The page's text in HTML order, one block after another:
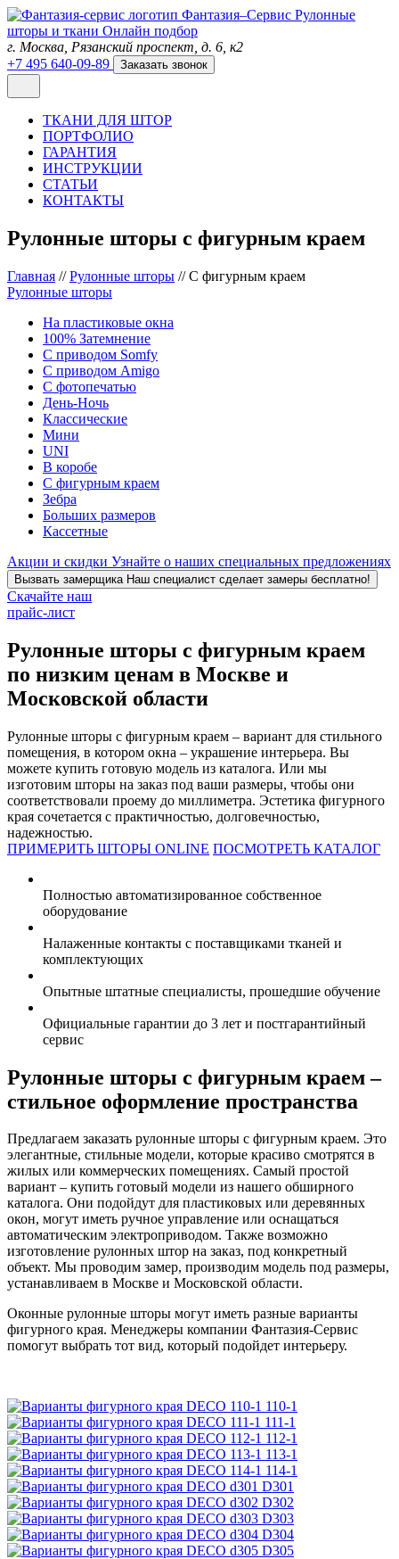
Фантазия–Сервис Рулонные
шторы и ткани Онлайн подбор
г. Москва, Рязанский проспект, д. 6, к2
+7 495 640-09-89
Заказать звонок
ТКАНИ ДЛЯ ШТОР
ПОРТФОЛИО
ГАРАНТИЯ
ИНСТРУКЦИИ
СТАТЬИ
КОНТАКТЫ
Рулонные шторы с фигурным краем
Главная //Рулонные шторы //С фигурным краем
Рулонные шторы
На пластиковые окна
100% Затемнение
С приводом Somfy
С приводом Amigo
С фотопечатью
День-Ночь
Классические
Мини
UNI
В коробе
С фигурным краем
Зебра
Больших размеров
Кассетные
Акции и скидки Узнайте о наших специальных предложениях
Вызвать замерщика Наш специалист сделает замеры бесплатно!
Скачайте наш
прайс-лист
Рулонные шторы с фигурным краем
по низким ценам в Москве и
Московской области
Рулонные шторы с фигурным краем – вариант для стильного
помещения, в котором окна – украшение интерьера. Вы
можете купить готовую модель из каталога. Или мы
изготовим шторы на заказ под ваши размеры, чтобы они
соответствовали проему до миллиметра. Эстетика фигурного
края сочетается с практичностью, долговечностью,
надежностью.
ПРИМЕРИТЬ ШТОРЫ ONLINE ПОСМОТРЕТЬ КАТАЛОГ
Полностью автоматизированное собственное
оборудование
Налаженные контакты с поставщиками тканей и
комплектующих
Опытные штатные специалисты, прошедшие обучение
Официальные гарантии до 3 лет и постгарантийный
сервис
Рулонные шторы с фигурным краем –
стильное оформление пространства
Предлагаем заказать рулонные шторы с фигурным краем. Это
элегантные, стильные модели, которые красиво смотрятся в
жилых или коммерческих помещениях. Самый простой
вариант – купить готовый модели из нашего обширного
каталога. Они подойдут для пластиковых или деревянных
окон, могут иметь ручное управление или оснащаться
автоматическим электроприводом. Также возможно
изготовление рулонных штор на заказ, под конкретный
объект. Мы проводим замер, производим модель под размеры,
устанавливаем в Москве и Московской области.
Оконные рулонные шторы могут иметь разные варианты
фигурного края. Менеджеры компании Фантазия-Сервис
помогут выбрать тот вид, который подойдет интерьеру.
110-1
111-1
112-1
113-1
114-1
D301
D302
D303
D304
D305